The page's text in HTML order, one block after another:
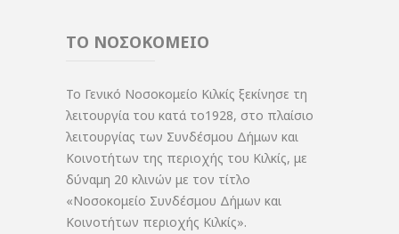
ΤΟ ΝΟΣΟΚΟΜΕΙΟ
Το Γενικό Νοσοκομείο Κιλκίς ξεκίνησε τη
λειτουργία του κατά το1928, στο πλαίσιο
λειτουργίας των Συνδέσμου Δήμων και
Κοινοτήτων της περιοχής του Κιλκίς, με
δύναμη 20 κλινών με τον τίτλο
«Νοσοκομείο Συνδέσμου Δήμων και
Κοινοτήτων περιοχής Κιλκίς».